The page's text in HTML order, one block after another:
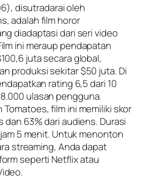
disutradarai oleh
adalah film horor
diadaptasi dari seri video
ini meraup pendapatan
juta secara global,
produksi sekitar $50 juta. Di
rating 6,5 dari 10
ulasan pengguna.
film ini memiliki skor
dan 63% dari audiens. Durasi
5 menit. Untuk menonton
streaming, Anda dapat
seperti Netflix atau